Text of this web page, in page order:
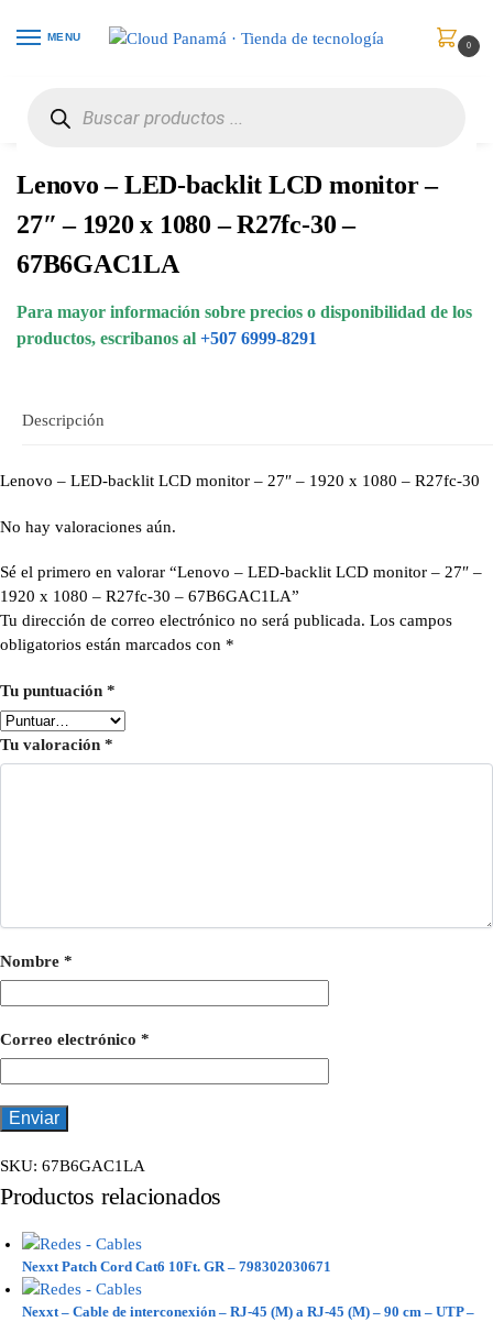
MENU
0
Lenovo – LED-backlit LCD monitor –
27″ – 1920 x 1080 – R27fc-30 –
67B6GAC1LA
Para mayor información sobre precios o disponibilidad de los
productos, escribanos al +507 6999-8291
Descripción
Lenovo – LED-backlit LCD monitor – 27″ – 1920 x 1080 – R27fc-30
No hay valoraciones aún.
Sé el primero en valorar “Lenovo – LED-backlit LCD monitor – 27″ –
1920 x 1080 – R27fc-30 – 67B6GAC1LA”
Tu dirección de correo electrónico no será publicada. Los campos
obligatorios están marcados con *
Tu puntuación *
Tu valoración *
Nombre *
Correo electrónico *
SKU: 67B6GAC1LA
Productos relacionados
Nexxt Patch Cord Cat6 10Ft. GR – 798302030671
Nexxt – Cable de interconexión – RJ-45 (M) a RJ-45 (M) – 90 cm – UTP –